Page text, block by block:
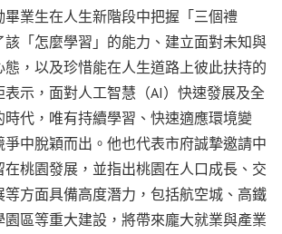
畢業生在人生新階段中把握「三個禮
「怎麼學習」的能力、建立面對未知與
態，以及珍惜能在人生道路上彼此扶持的
示，面對人工智慧（AI）快速發展及全
代，唯有持續學習、快速適應環境變
中脫穎而出。他也代表市府誠摯邀請中
在桃園發展，並指出桃園在人口成長、交
方面具備高度潛力，包括航空城、高鐵
園區等重大建設，將帶來龐大就業與產業